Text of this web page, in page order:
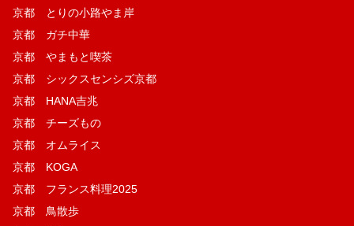
京都 とりの小路やま岸
京都 ガチ中華
京都 やまもと喫茶
京都 シックスセンシズ京都
京都 HANA吉兆
京都 チーズもの
京都 オムライス
京都 KOGA
京都 フランス料理2025
京都 鳥散歩